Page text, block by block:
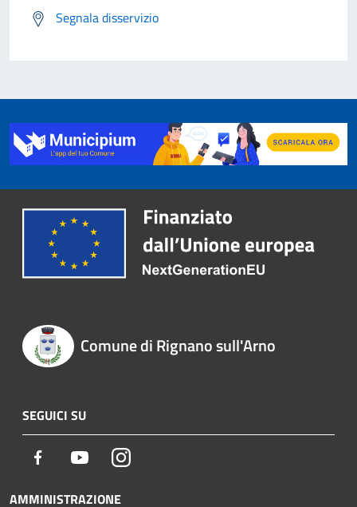
Segnala disservizio
Comune di Rignano sull'Arno
SEGUICI SU
Facebook YoutubeInstagram
AMMINISTRAZIONE